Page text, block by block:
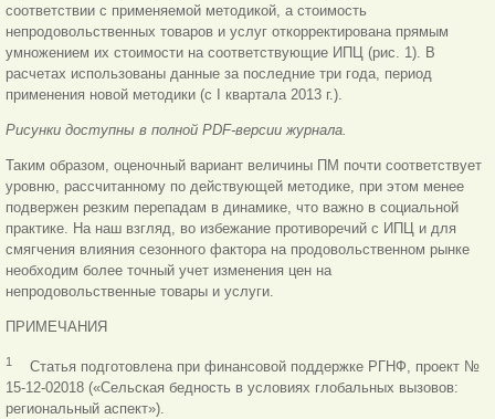
соответствии с применяемой методикой, а стоимость
непродовольственных товаров и услуг откорректирована прямым
умножением их стоимости на соответствующие ИПЦ (рис. 1). В
расчетах использованы данные за последние три года, период
применения новой методики (с I квартала 2013 г.).
Рисунки доступны в полной PDF-версии журнала.
Таким образом, оценочный вариант величины ПМ почти соответствует
уровню, рассчитанному по действующей методике, при этом менее
подвержен резким перепадам в динамике, что важно в социальной
практике. На наш взгляд, во избежание противоречий с ИПЦ и для
смягчения влияния сезонного фактора на продовольственном рынке
необходим более точный учет изменения цен на
непродовольственные товары и услуги.
ПРИМЕЧАНИЯ
1
Статья подготовлена при финансовой поддержке РГНФ, проект №
15-12-02018 («Сельская бедность в условиях глобальных вызовов:
региональный аспект»).